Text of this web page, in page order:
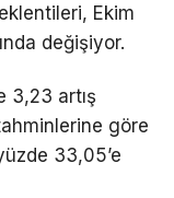
Ekim
değişiyor.
3,23 artış
göre
33,05’e